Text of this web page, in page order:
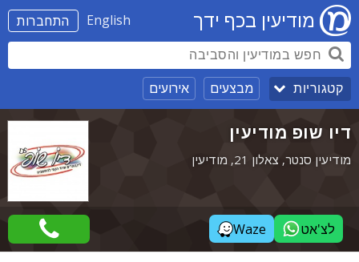
התחברות English מודיעין בכף ידך
קטגוריות מבצעים אירועים
דיו שופ מודיעין
מודיעין סנטר, צאלון 21, מודיעין
לצ'אט Waze